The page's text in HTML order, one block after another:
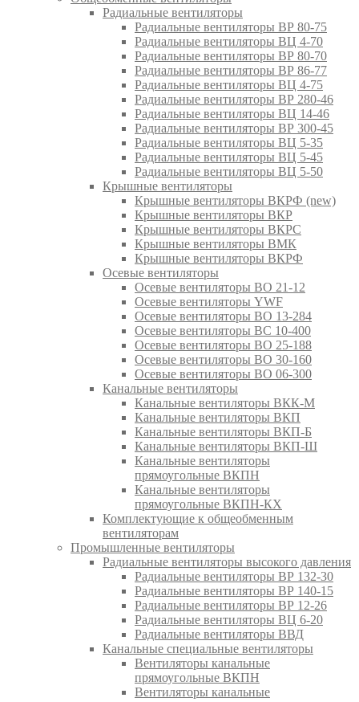
Радиальные вентиляторы
Радиальные вентиляторы ВР 80-75
Радиальные вентиляторы ВЦ 4-70
Радиальные вентиляторы ВР 80-70
Радиальные вентиляторы ВР 86-77
Радиальные вентиляторы ВЦ 4-75
Радиальные вентиляторы ВР 280-46
Радиальные вентиляторы ВЦ 14-46
Радиальные вентиляторы ВР 300-45
Радиальные вентиляторы ВЦ 5-35
Радиальные вентиляторы ВЦ 5-45
Радиальные вентиляторы ВЦ 5-50
Крышные вентиляторы
Крышные вентиляторы ВКРФ (new)
Крышные вентиляторы ВКР
Крышные вентиляторы ВКРС
Крышные вентиляторы ВМК
Крышные вентиляторы ВКРФ
Осевые вентиляторы
Осевые вентиляторы ВО 21-12
Осевые вентиляторы YWF
Осевые вентиляторы ВО 13-284
Осевые вентиляторы ВС 10-400
Осевые вентиляторы ВО 25-188
Осевые вентиляторы ВО 30-160
Осевые вентиляторы ВО 06-300
Канальные вентиляторы
Канальные вентиляторы ВКК-М
Канальные вентиляторы ВКП
Канальные вентиляторы ВКП-Б
Канальные вентиляторы ВКП-Ш
Канальные вентиляторы
прямоугольные ВКПН
Канальные вентиляторы
прямоугольные ВКПН-КХ
Комплектующие к общеобменным
вентиляторам
Промышленные вентиляторы
Радиальные вентиляторы высокого давления
Радиальные вентиляторы ВР 132-30
Радиальные вентиляторы ВР 140-15
Радиальные вентиляторы ВР 12-26
Радиальные вентиляторы ВЦ 6-20
Радиальные вентиляторы ВВД
Канальные специальные вентиляторы
Вентиляторы канальные
прямоугольные ВКПН
Вентиляторы канальные